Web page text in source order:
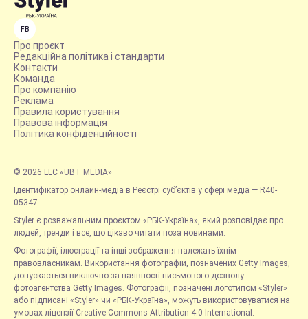
FB
Про проєкт
Редакційна політика і стандарти
Контакти
Команда
Про компанію
Реклама
Правила користування
Правова інформація
Політика конфіденційності
© 2026 LLC «UBT MEDIA»
Ідентифікатор онлайн-медіа в Реєстрі суб’єктів у сфері медіа — R40-
05347
Styler є розважальним проєктом «РБК-Україна», який розповідає про
людей, тренди і все, що цікаво читати поза новинами.
Фотографії, ілюстрації та інші зображення належать їхнім
правовласникам. Використання фотографій, позначених Getty Images,
допускається виключно за наявності письмового дозволу
фотоагентства Getty Images. Фотографії, позначені логотипом «Styler»
або підписані «Styler» чи «РБК-Україна», можуть використовуватися на
умовах ліцензії Creative Commons Attribution 4.0 International.